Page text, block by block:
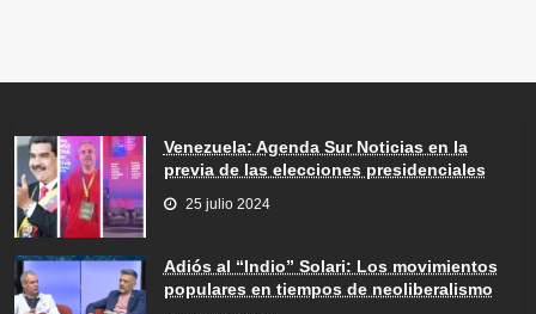
Venezuela: Agenda Sur Noticias en la
previa de las elecciones presidenciales
25 julio 2024
Adiós al “Indio” Solari: Los movimientos
populares en tiempos de neoliberalismo